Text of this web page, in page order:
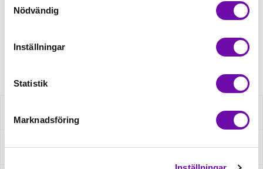
Nödvändig
Inställningar
Statistik
Marknadsföring
Leveranstid: 1-3 dagar
Fråga om produkt